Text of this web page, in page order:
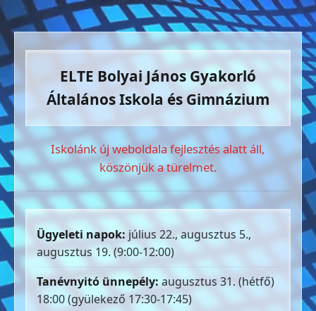
ELTE Bolyai János Gyakorló
Általános Iskola és Gimnázium
Iskolánk új weboldala fejlesztés alatt áll,
köszönjük a türelmet.
Ügyeleti napok: július 22., augusztus 5.,
augusztus 19. (9:00-12:00)
Tanévnyitó ünnepély: augusztus 31. (hétfő)
18:00 (gyülekező 17:30-17:45)